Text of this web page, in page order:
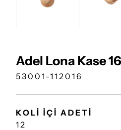
Adel Lona Kase
53001-112016
KOLİ İÇİ ADETİ
12